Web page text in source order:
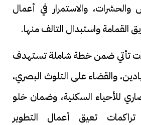
والحشرات، والاستمرار في أعمال
واستبدال التالف منها.
تأتي ضمن خطة شاملة تستهدف
والقضاء على التلوث البصري،
للأحياء السكنية، وضمان خلو
تعيق أعمال التطوير